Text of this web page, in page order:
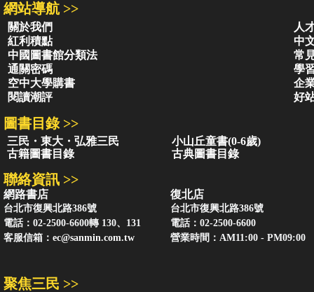
網站導航 >>
關於我們
人
紅利積點
中
中國圖書館分類法
常
通關密碼
學
空中大學購書
企
閱讀潮評
好
圖書目錄 >>
三民・東大・弘雅三民
小山丘童書(0-6歲)
古籍圖書目錄
古典圖書目錄
聯絡資訊 >>
網路書店
台北市復興北路386號
電話：02-2500-6600轉 130、131
客服信箱： ec@sanmin.com.tw
復北店
台北市復興北路386號
電話：02-2500-6600
營業時間：AM11:00 - PM09:00
聚焦三民 >>